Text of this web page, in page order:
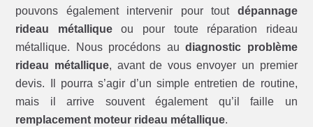
pouvons également intervenir pour tout dépannage
rideau métalliqueou pour toute réparation rideau
métallique. Nous procédons audiagnostic problème
rideau métallique, avant de vous envoyer un premier
devis. Il pourra s’agir d’un simple entretien de routine,
mais il arrive souvent également qu’il faille un
remplacement moteur rideau métallique.